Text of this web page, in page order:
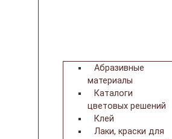
Абразивные
материалы
Каталоги
цветовых решений
Клей
Лаки, краски для